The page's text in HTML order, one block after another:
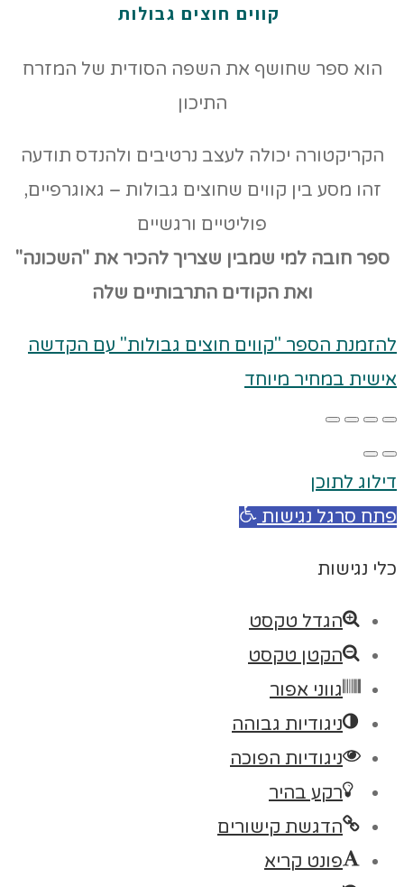
קווים חוצים גבולות
הוא ספר שחושף את השפה הסודית של המזרח
התיכון
הקריקטורה יכולה לעצב נרטיבים ולהנדס תודעה
זהו מסע בין קווים שחוצים גבולות – גאוגרפיים,
פוליטיים ורגשיים
ספר חובה למי שמבין שצריך להכיר את "השכונה"
ואת הקודים התרבותיים שלה
להזמנת הספר "קווים חוצים גבולות" עם הקדשה
אישית במחיר מיוחד
דילוג לתוכן
פתח סרגל נגישות
כלי נגישות
הגדל טקסט
הקטן טקסט
גווני אפור
ניגודיות גבוהה
ניגודיות הפוכה
רקע בהיר
הדגשת קישורים
פונט קריא